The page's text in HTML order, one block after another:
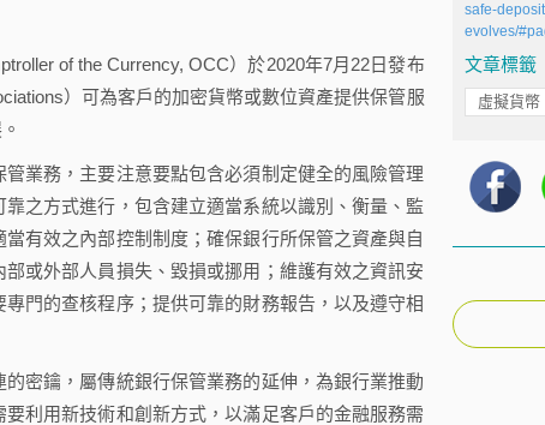
of the Currency, OCC）於2020年7月22日發布
）可為客戶的加密貨幣或數位資產提供保管服
務，主要注意要點包含必須制定健全的風險管理
之方式進行，包含建立適當系統以識別、衡量、監
有效之內部控制制度；確保銀行所保管之資產與自
或外部人員損失、毀損或挪用；維護有效之資訊安
門的查核程序；提供可靠的財務報告，以及遵守相
鑰，屬傳統銀行保管業務的延伸，為銀行業推動
利用新技術和創新方式，以滿足客戶的金融服務需
safe-
evolves/
文章標籤
虛擬貨幣